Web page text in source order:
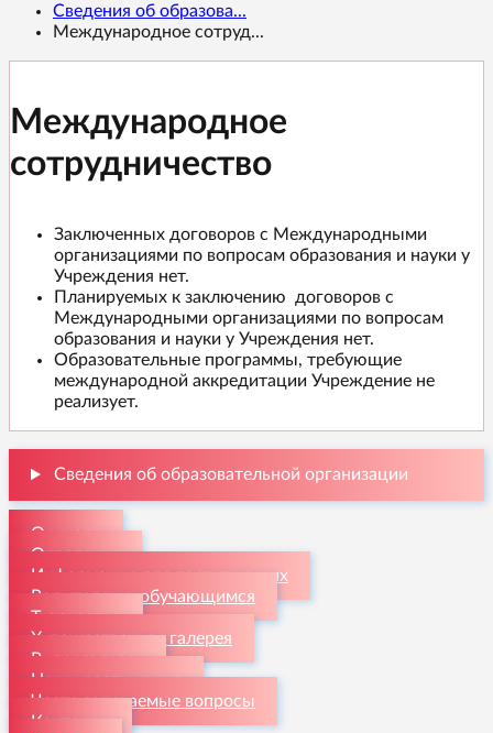
Сведения об образова...
Международное сотруд...
Международное
сотрудничество
Заключенных договоров с Международными
организациями по вопросам образования и науки у
Учреждения нет.
Планируемых к заключению договоров с
Международными организациями по вопросам
образования и науки у Учреждения нет.
Образовательные программы, требующие
международной аккредитации Учреждение не
реализует.
Сведения об образовательной организации
О школе
Отделения
Информация для поступающих
Родителям и обучающимся
Творчество
Художественная галерея
Видеогалерея
Наши достижения
Часто задаваемые вопросы
Контакты